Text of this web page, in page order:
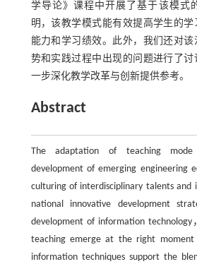
学导论》课程中开展了基于该模式
明，该教学模式能有效提高学生的
能力和学习绩效。此外，我们还对
势和实践过程中出现的问题进行了
一步深化教学改革与创新提供参考。
Abstract
The adaptation of teaching
development of emerging engineering
culturing of interdisciplinary talents and
national innovative development
development of information
teaching emerge at the right
information techniques support the